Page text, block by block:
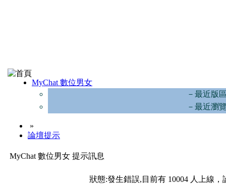
MyChat 數位男女
－最近版
－最近瀏
»
論壇提示
MyChat 數位男女 提示訊息
狀態:發生錯誤,目前有 10004 人上線